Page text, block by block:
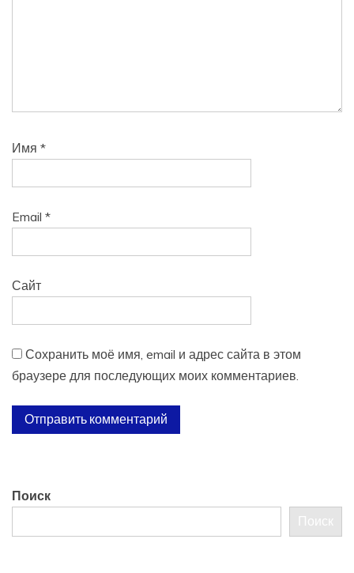
Имя *
Email *
Сайт
Сохранить моё имя, email и адрес сайта в этом
браузере для последующих моих комментариев.
Поиск
Поиск